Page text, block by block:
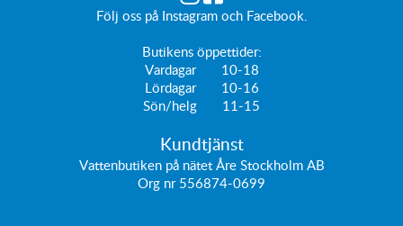
Följ oss på Instagramoch Facebook
Butikens öppettider:
Vardagar 10-18
Lördagar 10-16
Sön/helg 11-15
Kundtjänst
Vattenbutiken på nätet Åre Stockholm AB
Org nr 556874-0699